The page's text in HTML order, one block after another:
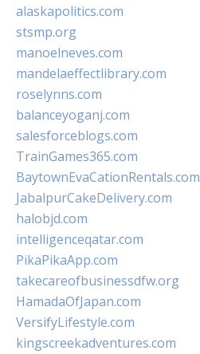
alaskapolitics.com
stsmp.org
manoelneves.com
mandelaeffectlibrary.com
roselynns.com
balanceyoganj.com
salesforceblogs.com
TrainGames365.com
BaytownEvaCationRentals.com
JabalpurCakeDelivery.com
halobjd.com
intelligenceqatar.com
PikaPikaApp.com
takecareofbusinessdfw.org
HamadaOfJapan.com
VersifyLifestyle.com
kingscreekadventures.com